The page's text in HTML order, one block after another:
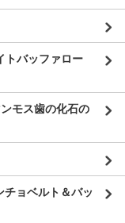
バッファロー
モス歯の化石の
ョベルト＆バッ